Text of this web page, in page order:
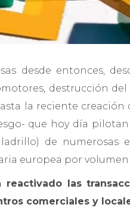
desde entonces,
destrucción
la reciente creación
que hoy día
de numerosas
europea por volumen
reactivado las
comerciales y